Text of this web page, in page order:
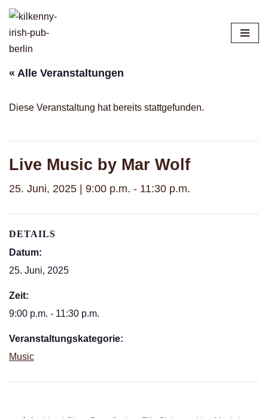
Zum
Inhalt
« Alle Veranstaltungen
Diese Veranstaltung hat bereits stattgefunden.
Live Music by Mar Wolf
25. Juni, 2025 | 9:00 p.m. - 11:30 p.m.
DETAILS
Datum:
25. Juni, 2025
Zeit:
9:00 p.m. - 11:30 p.m.
Veranstaltungskategorie:
Music